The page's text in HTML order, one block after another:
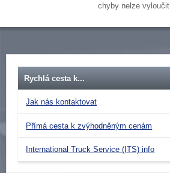
chyby nelze vyloučit.
Rychlá cesta k...
Jak nás kontaktovat
Přímá cesta k zvýhodněným cenám
International Truck Service (ITS) info